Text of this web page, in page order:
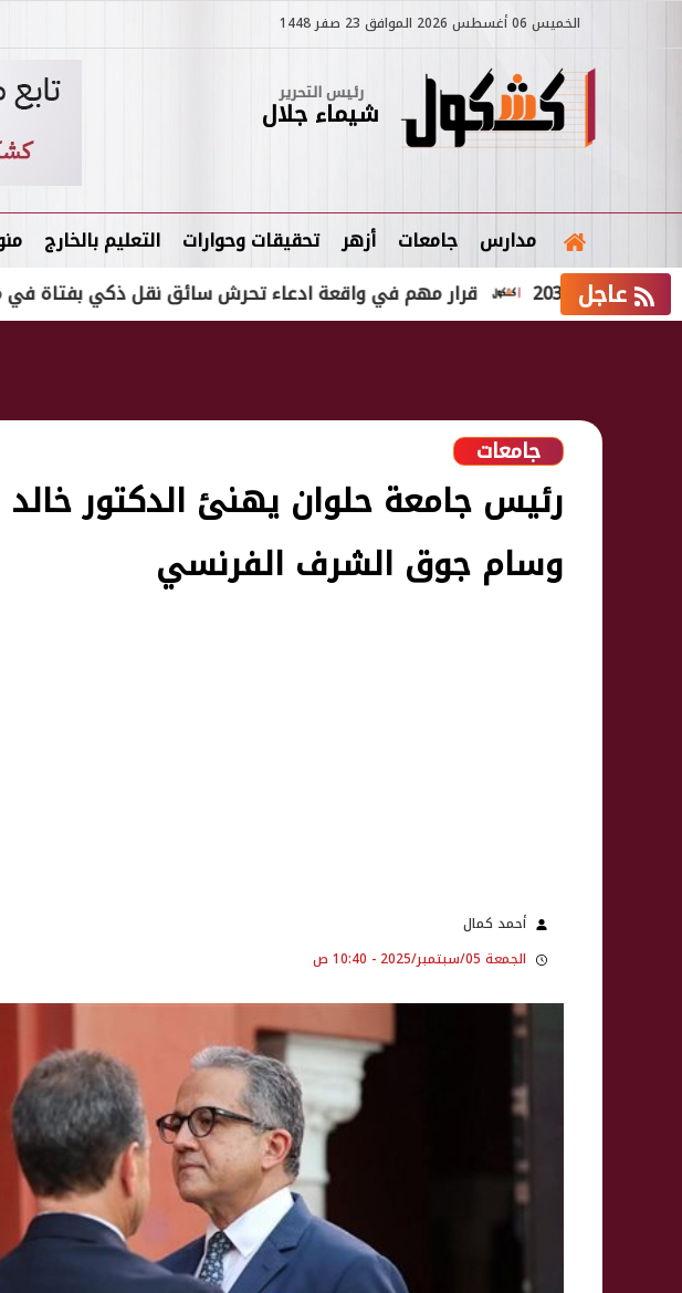
الخميس 06 أغسطس 2026 الموافق 23 صفر 1448
رئيس التحرير
شيماء جلال
مدارس جامعات أزهر تحقيقات وحوارات التعليم بالخارج
عاجل قرار مهم في واقعة ادعاء تحرش سائق نقل ذكي بفتاة في منشأة
جامعات
رئيس جامعة حلوان يهنئ الدكتور خالد
وسام جوق الشرف الفرنسي
أحمد كمال
الجمعة 05/سبتمبر/2025 - 10:40 ص